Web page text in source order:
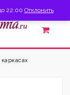
22:00 Отклонить